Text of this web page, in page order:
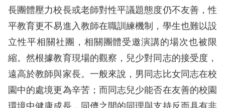
人
資
料
庫
無
障
長團體壓力校長或老師對性平議題態度仍不友善，性
平教育更不易進入教師在職訓練機制，學生也難以設
立性平相關社團，相關團體受邀演講的場次也被限
縮。然根據教育現場的觀察，兒少對同志的接受度，
遠高於教師與家長。一般來說，男同志比女同志在校
園中的處境更為辛苦；而同志兒少能否在友善的校園
環境中健康成長，同儕之間的同理與支持反而具有非